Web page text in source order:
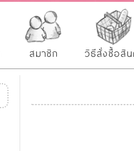
สมาชิก วิธีสั่งซื้อสิ